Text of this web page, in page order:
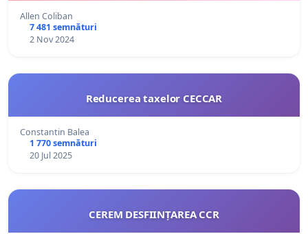
Allen Coliban
7 481 semnături
2 Nov 2024
Reducerea taxelor CECCAR
Constantin Balea
1 770 semnături
20 Jul 2025
CEREM DESFIINȚAREA CCR